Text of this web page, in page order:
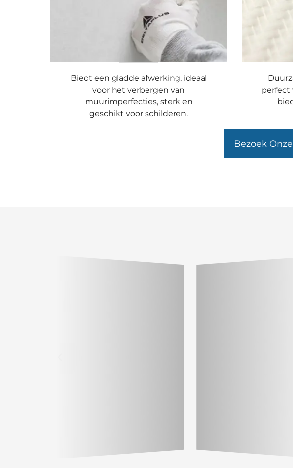
Biedt een gladde afwerking, ideaal
voor het verbergen van
muurimperfecties, sterk en
geschikt voor schilderen.
perfect
Bezoek